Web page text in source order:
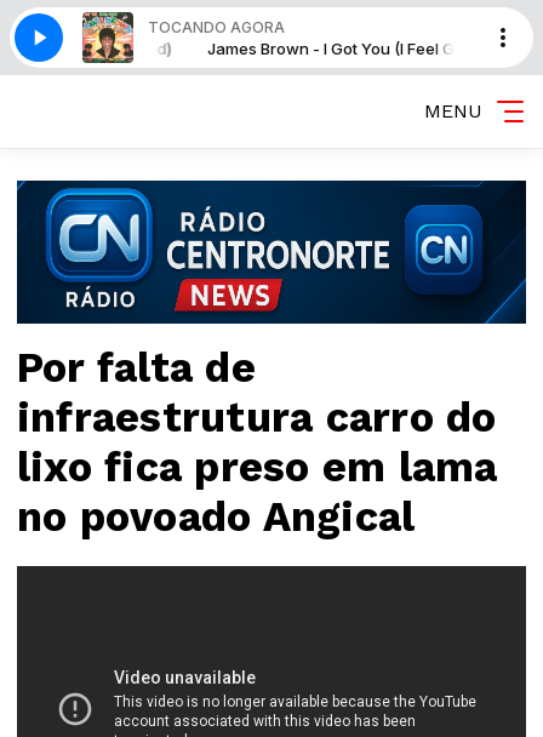
TOCANDO AGORA
(I Feel Good) James Brown - I Got You (I Feel Good)
MENU
Por falta de
infraestrutura carro do
lixo fica preso em lama
no povoado Angical